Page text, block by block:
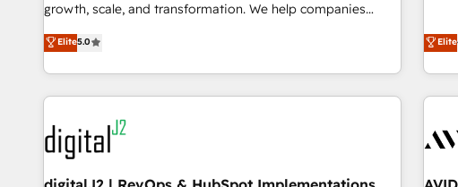
Breeze・Claude等をHubSpotと連携させ、役割定義・運用ル
ール・成果指標まで含めて設計します。 3️⃣ 全社DX × AI推進の
PMO伴走支援 複数部門をまたぐDX×AI変革を、構想から実装・
定着までPMOとして主導。「設定の代行ではなく、設計の責
任」を引き受け、部門横断の統合・浸透・変革管理を実行しま
した情報設計・導線設計・テンプレート設計をContent Hubで
一体提供。 ▸ 既存CRM・MAからの移行支援：Salesforce・
Marketo・Pardot等からの移行、カスタム設計、履歴データ移
growth, scale, and transformation. We help companies
activate HubSpot’s AI-powered customer platform and
operationalize HubSpot’s Loop Marketing framework
through expert-led services, smart agents, and purpose-
built apps, tailored to your business. Together, we unlock
results, fast. ⚙️CRM & RevOps: Align all Hubs to your buyer
journey for clean data, scalability, & reporting. 🎯Demand
Gen & ABM: Drive pipeline with inbound, ABM, AEO, SEO, &
paid media. 👩‍💻Web Design: Build high-performing
Elite5.0
help
Scale
capabilities. 🤓 What
Elite